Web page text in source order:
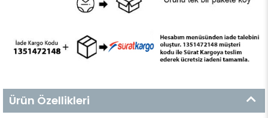
Ürün Özellikleri